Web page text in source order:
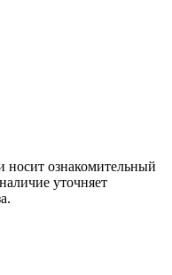
носит ознакомительный
уточняет